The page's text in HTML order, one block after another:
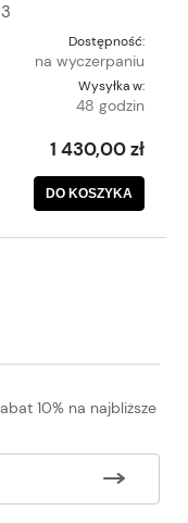
Dostępność:
na wyczerpaniu
Wysyłka w:
48 godzin
1 430,00 zł
DO KOSZYKA
10% na najbliższe